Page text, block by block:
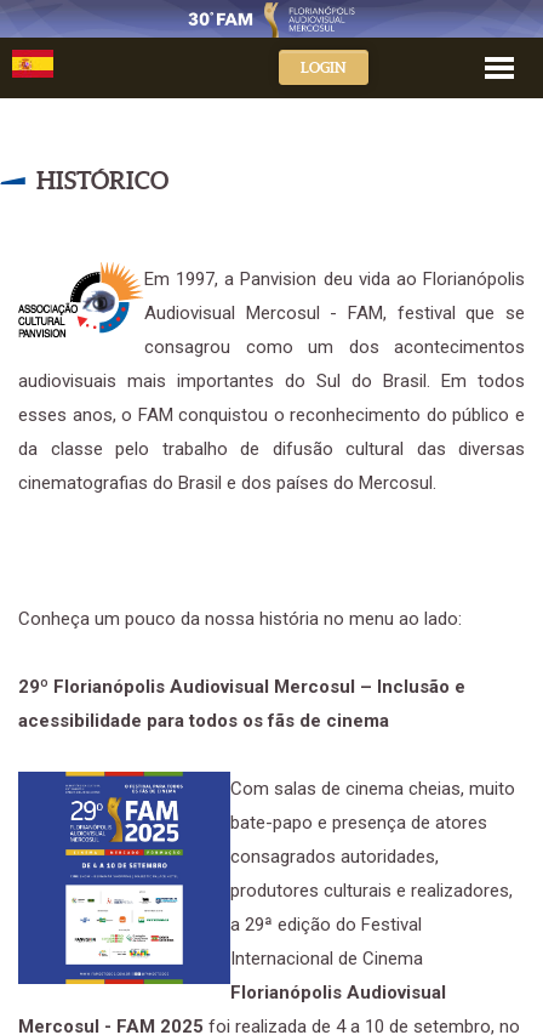
LOGIN
HISTÓRICO
Em 1997, a Panvision deu vida ao Florianópolis
Audiovisual Mercosul - FAM, festival que se
consagrou como um dos acontecimentos
audiovisuais mais importantes do Sul do Brasil. Em todos
esses anos, o FAM conquistou o reconhecimento do público e
da classe pelo trabalho de difusão cultural das diversas
cinematografias do Brasil e dos países do Mercosul.
Conheça um pouco da nossa história no menu ao lado:
29º Florianópolis Audiovisual Mercosul – Inclusão e
acessibilidade para todos os fãs de cinema
Com salas de cinema cheias, muito
bate-papo e presença de atores
consagrados autoridades,
produtores culturais e realizadores,
a 29ª edição do Festival
Internacional de Cinema
Florianópolis Audiovisual
Mercosul - FAM 2025 foi realizada de 4 a 10 de setembro, no